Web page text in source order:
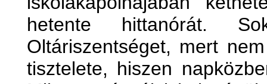
hetente hittanórát.
Oltáriszentséget, mert
tisztelete, hiszen